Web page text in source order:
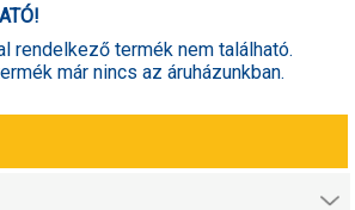
rendelkező termék nem található.
már nincs az áruházunkban.